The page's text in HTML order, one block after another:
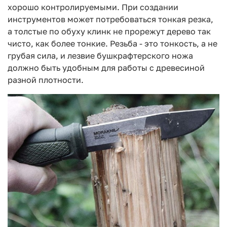
хорошо контролируемыми. При создании
инструментов может потребоваться тонкая резка,
а толстые по обуху клинк не прорежут дерево так
чисто, как более тонкие. Резьба - это тонкость, а не
грубая сила, и лезвие бушкрафтерского ножа
должно быть удобным для работы с древесиной
разной плотности.